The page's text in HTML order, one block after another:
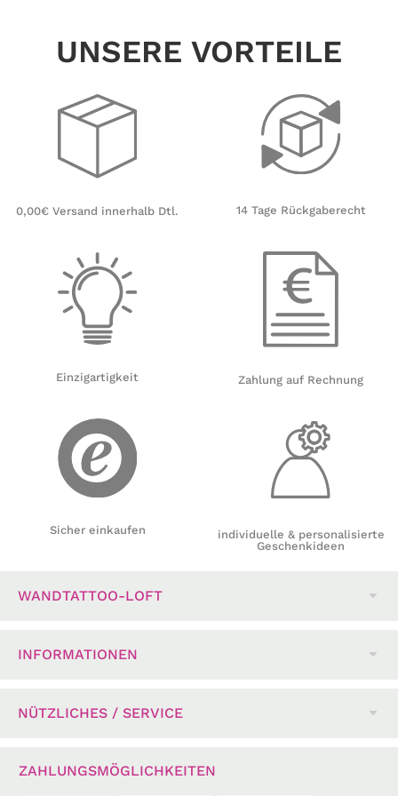
UNSERE VORTEILE
0,00€ Versand innerhalb Dtl.
Einzigartigkeit
Sicher einkaufen
14 Tage Rückgaberecht
Zahlung auf Rechnung
individuelle & personalisierte
Geschenkideen
WANDTATTOO-LOFT
INFORMATIONEN
NÜTZLICHES / SERVICE
ZAHLUNGSMÖGLICHKEITEN